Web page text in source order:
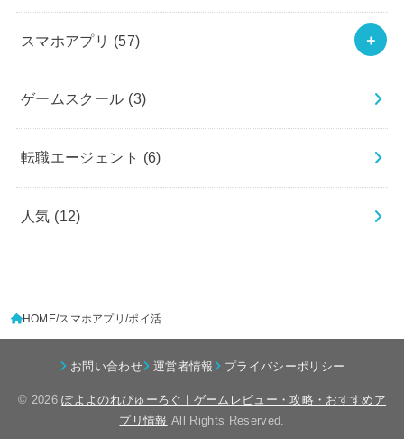
スマホアプリ (57)
ゲームスクール (3)
転職エージェント (6)
人気 (12)
HOME スマホアプリ ポイ活
お問い合わせ 運営者情報 プライバシーポリシー
© 2026ぽよよのれびゅーろぐ｜ゲームレビュー・攻略・おすすめア
プリ情報 All Rights Reserved.